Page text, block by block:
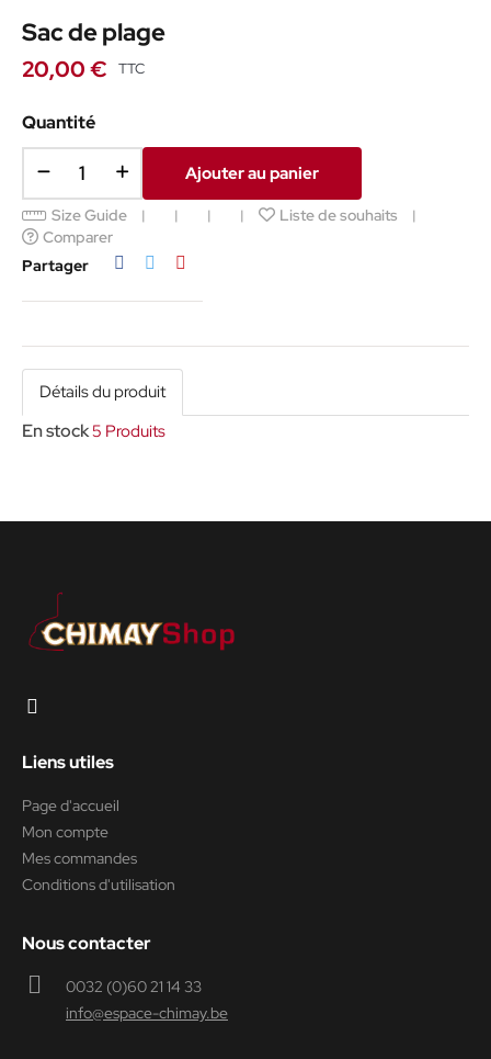
Sac de plage
20,00 € TTC
Quantité
Ajouter au panier
Size Guide
Liste de souhaits
Comparer
Partager
Détails du produit
En stock5 Produits
Liens utiles
Page d'accueil
Mon compte
Mes commandes
Conditions d'utilisation
Nous contacter
0032 (0)60 21 14 33
info@espace-chimay.be